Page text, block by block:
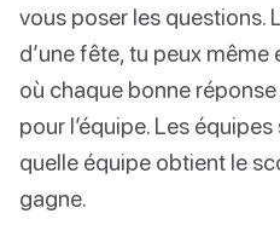
vous poser les questions.
d’une fête, tu peux
où chaque bonne
pour l’équipe. Les
quelle équipe obtient le
gagne.